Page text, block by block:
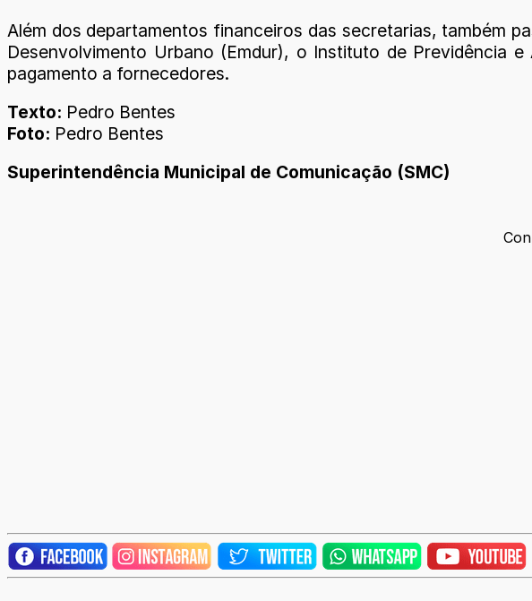
Além dos departamentos financeiros das secretarias, também
Desenvolvimento Urbano (Emdur), o Instituto de Previdência
pagamento a fornecedores.
Texto: Pedro Bentes
Foto: Pedro Bentes
Superintendência Municipal de Comunicação (SMC)